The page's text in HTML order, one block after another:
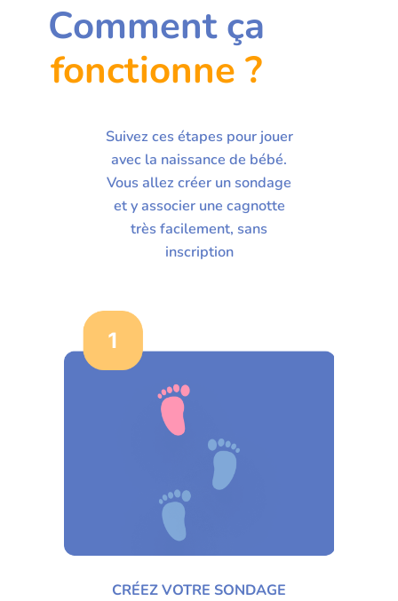
Comment ça
fonctionne ?
Suivez ces étapes pour jouer
avec la naissance de bébé.
Vous allez créer un sondage
et y associer une cagnotte
très facilement, sans
inscription
CRÉEZ VOTRE SONDAGE